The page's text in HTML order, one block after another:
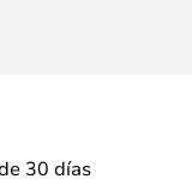
30 días